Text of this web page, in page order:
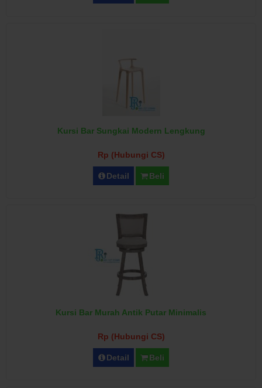
Kursi Bar Sungkai Modern Lengkung
Rp (Hubungi CS)
Detail Beli
Kursi Bar Murah Antik Putar Minimalis
Rp (Hubungi CS)
Detail Beli